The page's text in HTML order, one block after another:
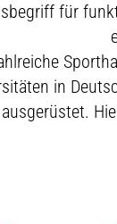
für
in